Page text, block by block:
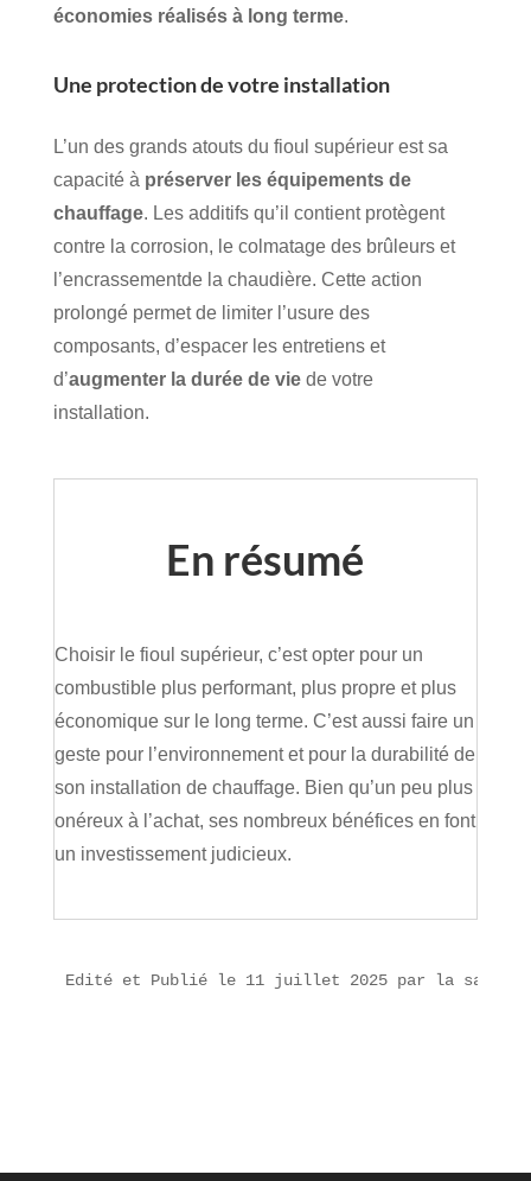
économies réalisés à long terme.
Une protection de votre installation
L’un des grands atouts du fioul supérieur est sa
capacité à préserver les équipements de
chauffage. Les additifs qu’il contient protègent
contre la corrosion, le colmatage des brûleurs et
l’encrassementde la chaudière. Cette action
prolongé permet de limiter l’usure des
composants, d’espacer les entretiens et
d’augmenter la durée de viede votre
installation.
En résumé
Choisir le fioul supérieur, c’est opter pour un
combustible plus performant, plus propre et plus
économique sur le long terme. C’est aussi faire un
geste pour l’environnement et pour la durabilité de
son installation de chauffage. Bien qu’un peu plus
onéreux à l’achat, ses nombreux bénéfices en font
un investissement judicieux.
Edité et Publié le 11 juillet 2025 par la sarl